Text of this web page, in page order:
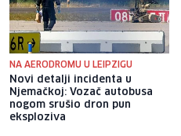
NA AERODROMU U LEIPZIGU
Novi detalji incidenta u
Njemačkoj: Vozač autobusa
nogom srušio dron pun
eksploziva